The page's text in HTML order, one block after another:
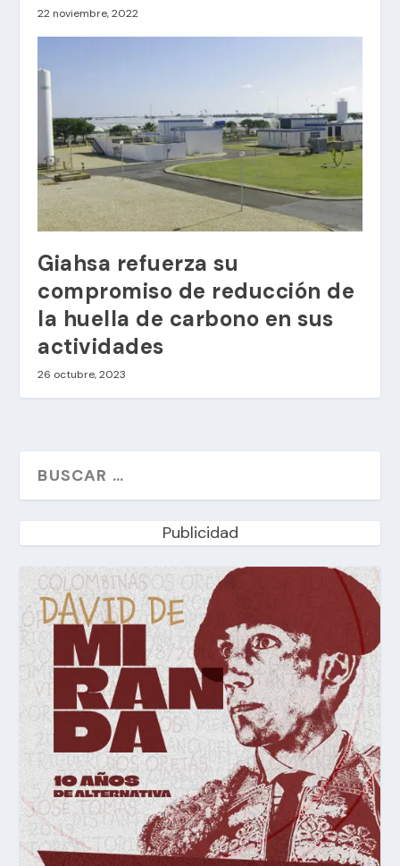
22 noviembre, 2022
Giahsa refuerza su
compromiso de reducción de
la huella de carbono en sus
actividades
26 octubre, 2023
Publicidad